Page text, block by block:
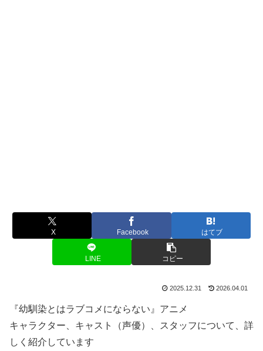
X Facebook はてブ
LINE コピー
2025.12.31 2026.04.01
『幼馴染とはラブコメにならない』アニメ
キャラクター、キャスト（声優）、スタッフについて、詳
しく紹介しています